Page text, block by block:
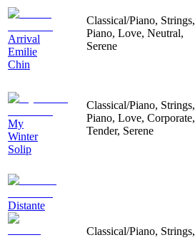
Arrival
Emilie
Chin
Classical/Piano, Strings,
Piano, Love, Neutral,
Serene
My
Winter
Solip
Classical/Piano, Strings,
Piano, Love, Corporate,
Tender, Serene
Distante
Classical/Piano, Strings,